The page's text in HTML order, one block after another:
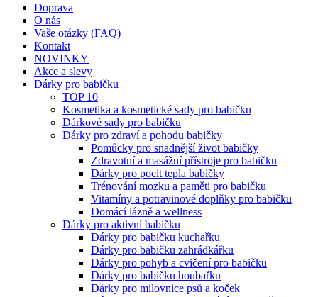
Doprava
O nás
Vaše otázky (FAQ)
Kontakt
NOVINKY
Akce a slevy
Dárky pro babičku
TOP 10
Kosmetika a kosmetické sady pro babičku
Dárkové sady pro babičku
Dárky pro zdraví a pohodu babičky
Pomůcky pro snadnější život babičky
Zdravotní a masážní přístroje pro babičku
Dárky pro pocit tepla babičky
Trénování mozku a paměti pro babičku
Vitamíny a potravinové doplňky pro babičku
Domácí lázně a wellness
Dárky pro aktivní babičku
Dárky pro babičku kuchařku
Dárky pro babičku zahrádkářku
Dárky pro pohyb a cvičení pro babičku
Dárky pro babičku houbařku
Dárky pro milovnice psů a koček